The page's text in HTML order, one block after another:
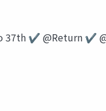
37th ✔ @Return ✔